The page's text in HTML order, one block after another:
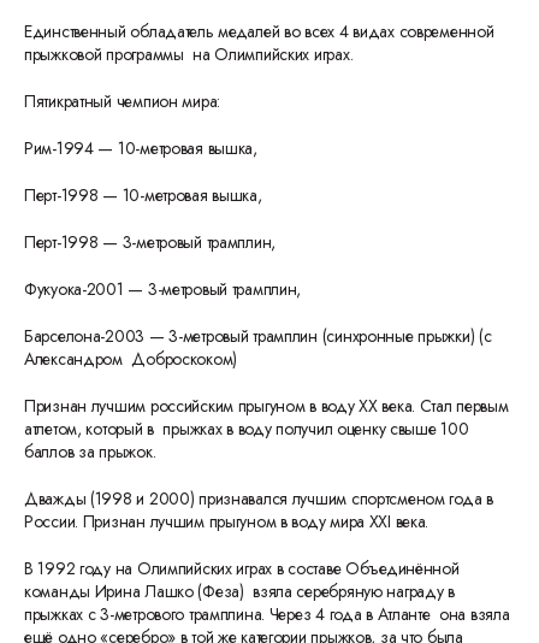
Единственный обладатель медалей во всех 4 видах современной
прыжковой программы на Олимпийских играх.
Пятикратный чемпион мира:
Рим-1994 — 10-метровая вышка,
Перт-1998 — 10-метровая вышка,
Перт-1998 — 3-метровый трамплин,
Фукуока-2001 — 3-метровый трамплин,
Барселона-2003 — 3-метровый трамплин (синхронные прыжки) (с
Александром Доброскоком)
Признан лучшим российским прыгуном в воду XX века. Стал первым
атлетом, который в прыжках в воду получил оценку свыше 100
баллов за прыжок.
Дважды (1998 и 2000) признавался лучшим спортсменом года в
России. Признан лучшим прыгуном в воду мира XXI века.
В 1992 году на Олимпийских играх в составе Объединённой
команды Ирина Лашко (Феза) взяла серебряную награду в
прыжках с 3-метрового трамплина. Через 4 года в Атланте она взяла
ещё одно «серебро» в той же категории прыжков, за что была